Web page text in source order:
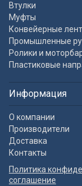
Втулки
Муфты
Конвейерные
Промышленные
Ролики и
Пластиковые
Информация
О компании
Производители
Доставка
Контакты
Политика
соглашение